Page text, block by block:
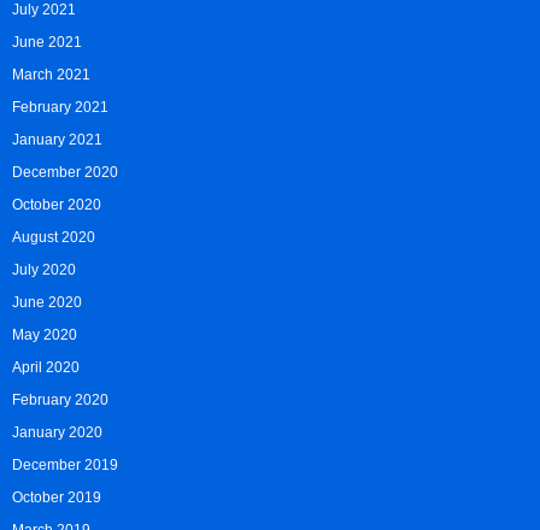
July 2021
June 2021
March 2021
February 2021
January 2021
December 2020
October 2020
August 2020
July 2020
June 2020
May 2020
April 2020
February 2020
January 2020
December 2019
October 2019